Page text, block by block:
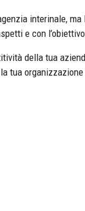
interinale,
e con
della tua
tua